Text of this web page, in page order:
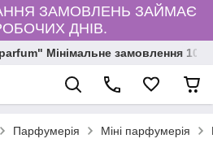
ЗАМОВЛЕНЬ ЗАЙМАЄ
ДНІВ.
Мінімальне замовлення
Парфумерія Міні парфумерія